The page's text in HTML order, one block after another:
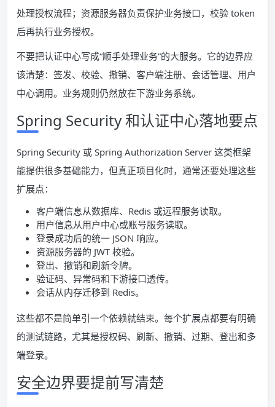
处理授权流程；资源服务器负责保护业务接口，校验 token
后再执行业务授权。
不要把认证中心写成“顺手处理业务”的大服务。它的边界应
该清楚：签发、校验、撤销、客户端注册、会话管理、用户
中心调用。业务规则仍然放在下游业务系统。
Spring Security 和认证中心落地要点
Spring Security 或 Spring Authorization Server 这类框架
能提供很多基础能力，但真正项目化时，通常还要处理这些
扩展点：
客户端信息从数据库、Redis 或远程服务读取。
用户信息从用户中心或账号服务读取。
登录成功后的统一 JSON 响应。
资源服务器的 JWT 校验。
登出、撤销和刷新令牌。
验证码、异常码和下游接口透传。
会话从内存迁移到 Redis。
这些都不是简单引一个依赖就结束。每个扩展点都要有明确
的测试链路，尤其是授权码、刷新、撤销、过期、登出和多
端登录。
安全边界要提前写清楚